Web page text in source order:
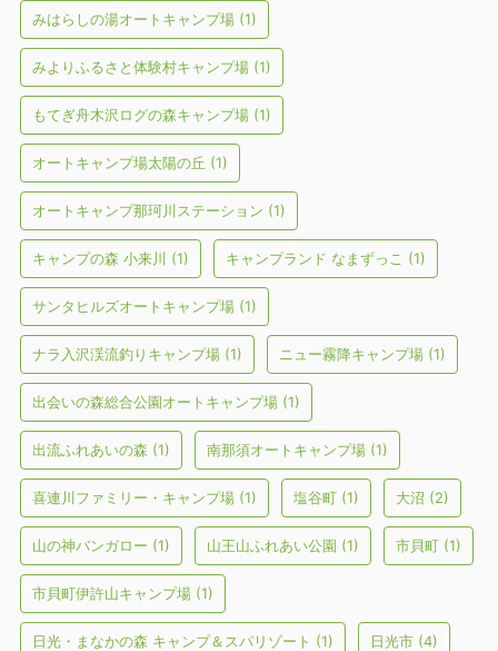
みはらしの湯オートキャンプ場 (1)
みよりふるさと体験村キャンプ場 (1)
もてぎ舟木沢ログの森キャンプ場 (1)
オートキャンプ場太陽の丘 (1)
オートキャンプ那珂川ステーション (1)
キャンプの森 小来川 (1) キャンプランド なまずっこ (1)
サンタヒルズオートキャンプ場 (1)
ナラ入沢渓流釣りキャンプ場 (1) ニュー霧降キャンプ場 (1)
出会いの森総合公園オートキャンプ場 (1)
出流ふれあいの森 (1) 南那須オートキャンプ場 (1)
喜連川ファミリー・キャンプ場 (1) 塩谷町 (1) 大沼 (2)
山の神バンガロー (1) 山王山ふれあい公園 (1) 市貝町 (1)
市貝町伊許山キャンプ場 (1)
日光・まなかの森 キャンプ＆スパリゾート (1) 日光市 (4)